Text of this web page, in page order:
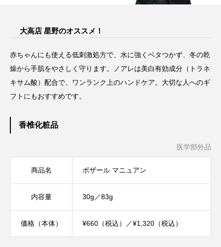
大高店 星野のオススメ！
赤ちゃんにも使える低刺激処方で、水に強くベタつかず、冬の乾
燥から手肌をやさしく守ります。ノアレは美白有効成分（トラネ
キサム酸）配合で、ワンランク上のハンドケア。大切な人へのギ
フトにもおすすめです。
香椎化粧品
医学部外品
商品名 ボザール マニュアン
内容量 30g／83g
価格（本体） ¥660（税込）／¥1,320（税込）